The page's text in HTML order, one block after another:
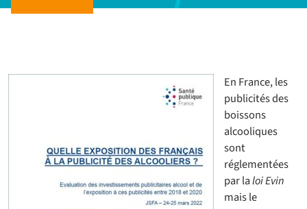
En France, les
publicités des
boissons
alcooliques
sont
réglementées
par laloi Evin
mais le